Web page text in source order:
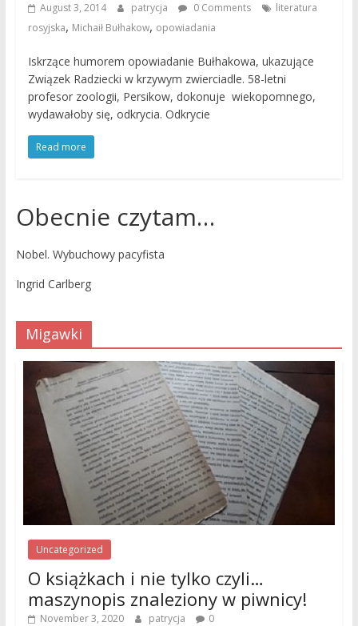
August 3, 2014 patrycja 0 Comments
literatura
rosyjska, Michaił Bułhakow, opowiadania
Iskrzące humorem opowiadanie Bułhakowa, ukazujące
Związek Radziecki w krzywym zwierciadle. 58-letni
profesor zoologii, Persikow, dokonuje wiekopomnego,
wydawałoby się, odkrycia. Odkrycie
Read more
Obecnie czytam…
Nobel. Wybuchowy pacyfista
Ingrid Carlberg
Migawki
Uncategorized
O książkach i nie tylko czyli…
maszynopis znaleziony w piwnicy!
November 3, 2020 patrycja 0